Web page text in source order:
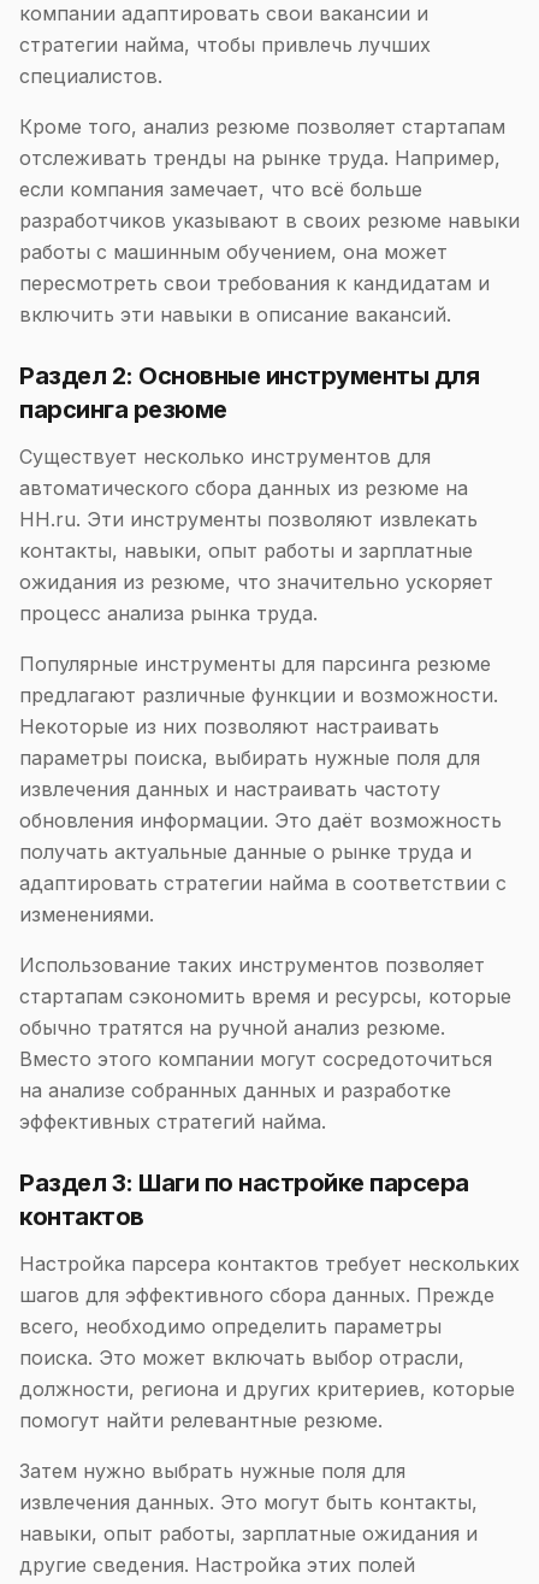
компании адаптировать свои вакансии и
стратегии найма, чтобы привлечь лучших
специалистов.
Кроме того, анализ резюме позволяет стартапам
отслеживать тренды на рынке труда. Например,
если компания замечает, что всё больше
разработчиков указывают в своих резюме навыки
работы с машинным обучением, она может
пересмотреть свои требования к кандидатам и
включить эти навыки в описание вакансий.
Раздел 2: Основные инструменты для
парсинга резюме
Существует несколько инструментов для
автоматического сбора данных из резюме на
HH.ru. Эти инструменты позволяют извлекать
контакты, навыки, опыт работы и зарплатные
ожидания из резюме, что значительно ускоряет
процесс анализа рынка труда.
Популярные инструменты для парсинга резюме
предлагают различные функции и возможности.
Некоторые из них позволяют настраивать
параметры поиска, выбирать нужные поля для
извлечения данных и настраивать частоту
обновления информации. Это даёт возможность
получать актуальные данные о рынке труда и
адаптировать стратегии найма в соответствии с
изменениями.
Использование таких инструментов позволяет
стартапам сэкономить время и ресурсы, которые
обычно тратятся на ручной анализ резюме.
Вместо этого компании могут сосредоточиться
на анализе собранных данных и разработке
эффективных стратегий найма.
Раздел 3: Шаги по настройке парсера
контактов
Настройка парсера контактов требует нескольких
шагов для эффективного сбора данных. Прежде
всего, необходимо определить параметры
поиска. Это может включать выбор отрасли,
должности, региона и других критериев, которые
помогут найти релевантные резюме.
Затем нужно выбрать нужные поля для
извлечения данных. Это могут быть контакты,
навыки, опыт работы, зарплатные ожидания и
другие сведения. Настройка этих полей